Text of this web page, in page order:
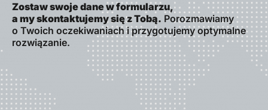
Zostaw swoje dane w formularzu,
a my skontaktujemy się z Tobą. Porozmawiamy
o Twoich oczekiwaniach i przygotujemy optymalne
rozwiązanie.